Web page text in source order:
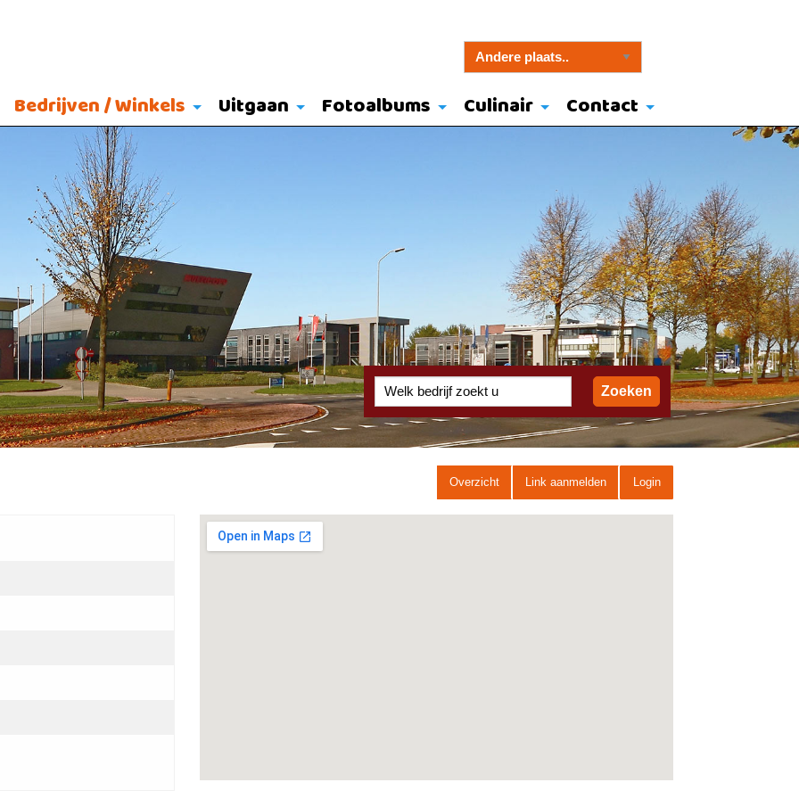
Bedrijven / Winkels Uitgaan Fotoalbums Culinair Contact
Overzicht Link aanmelden Login
Grotere kaart weergeven